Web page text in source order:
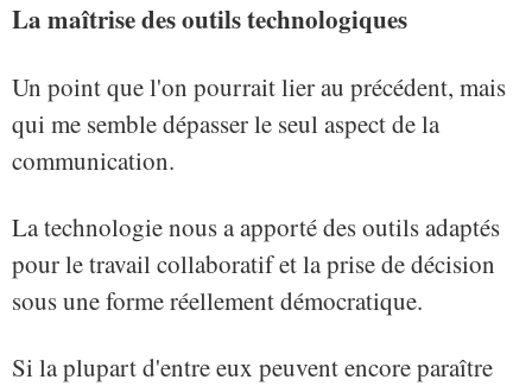
La maîtrise des outils technologiques
Un point que l'on pourrait lier au précédent, mais
qui me semble dépasser le seul aspect de la
communication.
La technologie nous a apporté des outils adaptés
pour le travail collaboratif et la prise de décision
sous une forme réellement démocratique.
Si la plupart d'entre eux peuvent encore paraître